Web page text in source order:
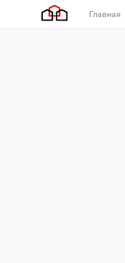
Главная